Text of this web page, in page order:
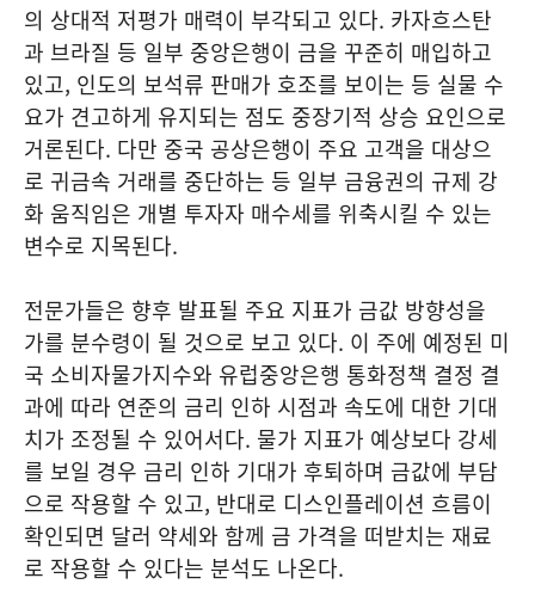
의 상대적 저평가 매력이 부각되고 있다. 카자흐스탄
과 브라질 등 일부 중앙은행이 금을 꾸준히 매입하고
있고, 인도의 보석류 판매가 호조를 보이는 등 실물 수
요가 견고하게 유지되는 점도 중장기적 상승 요인으로
거론된다. 다만 중국 공상은행이 주요 고객을 대상으
로 귀금속 거래를 중단하는 등 일부 금융권의 규제 강
화 움직임은 개별 투자자 매수세를 위축시킬 수 있는
변수로 지목된다.
전문가들은 향후 발표될 주요 지표가 금값 방향성을
가를 분수령이 될 것으로 보고 있다. 이 주에 예정된 미
국 소비자물가지수와 유럽중앙은행 통화정책 결정 결
과에 따라 연준의 금리 인하 시점과 속도에 대한 기대
치가 조정될 수 있어서다. 물가 지표가 예상보다 강세
를 보일 경우 금리 인하 기대가 후퇴하며 금값에 부담
으로 작용할 수 있고, 반대로 디스인플레이션 흐름이
확인되면 달러 약세와 함께 금 가격을 떠받치는 재료
로 작용할 수 있다는 분석도 나온다.